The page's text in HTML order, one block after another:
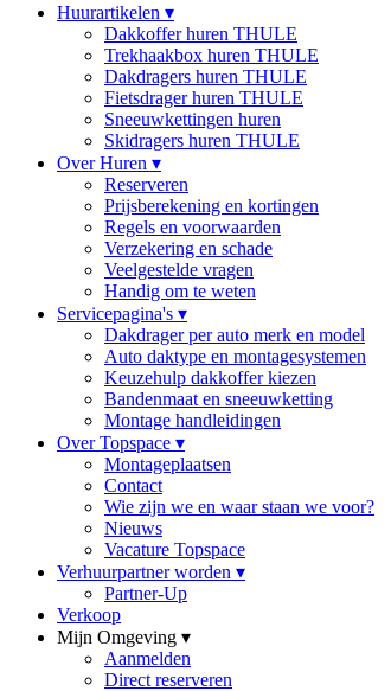
Huurartikelen ▾
Dakkoffer huren THULE
Trekhaakbox huren THULE
Dakdragers huren THULE
Fietsdrager huren THULE
Sneeuwkettingen huren
Skidragers huren THULE
Over Huren ▾
Reserveren
Prijsberekening en kortingen
Regels en voorwaarden
Verzekering en schade
Veelgestelde vragen
Handig om te weten
Servicepagina's ▾
Dakdrager per auto merk en model
Auto daktype en montagesystemen
Keuzehulp dakkoffer kiezen
Bandenmaat en sneeuwketting
Montage handleidingen
Over Topspace ▾
Montageplaatsen
Contact
Wie zijn we en waar staan we voor?
Nieuws
Vacature Topspace
Verhuurpartner worden ▾
Partner-Up
Verkoop
Mijn Omgeving ▾
Aanmelden
Direct reserveren